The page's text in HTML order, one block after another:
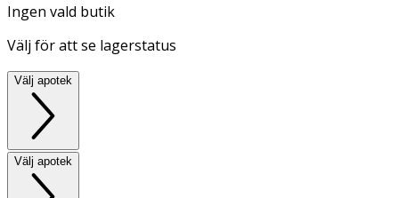
Ingen vald butik
Välj för att se lagerstatus
Välj apotek
Välj apotek